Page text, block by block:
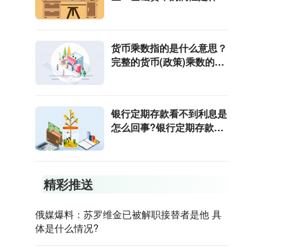
货币乘数指的是什么意思？
完整的货币(政策)乘数的计
银行定期存款看不到利息是
怎么回事?银行定期存款利
精彩推送
俄媒爆料：苏罗维金已被解职接替者是他 具
体是什么情况?